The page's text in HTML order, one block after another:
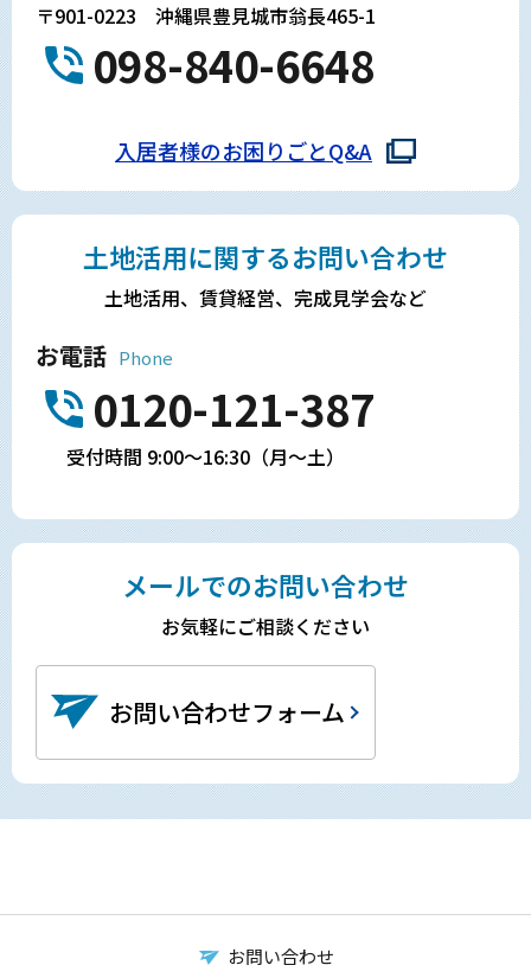
〒901-0223 沖縄県豊見城市翁長465-1
098-840-6648
入居者様のお困りごとQ&A
土地活用に関するお問い合わせ
土地活用、賃貸経営、完成見学会など
お電話 Phone
0120-121-387
受付時間 9:00～16:30（月～土）
メールでのお問い合わせ
お気軽にご相談ください
お問い合わせフォーム
お問い合わせ